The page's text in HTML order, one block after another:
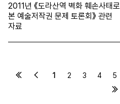
2011년 《도라산역 벽화 훼손사태로
본 예술저작권 문제 토론회》 관련
자료
1 2 3 4 5